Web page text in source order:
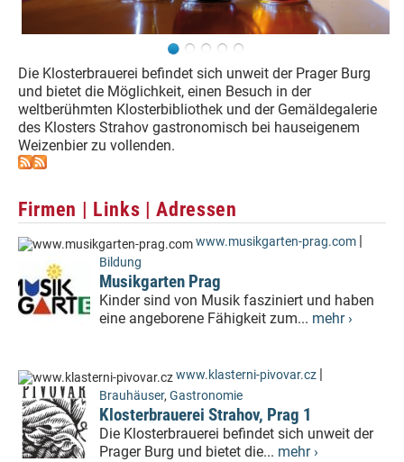
Die Klosterbrauerei befindet sich unweit der Prager Burg
und bietet die Möglichkeit, einen Besuch in der
weltberühmten Klosterbibliothek und der Gemäldegalerie
des Klosters Strahov gastronomisch bei hauseigenem
Weizenbier zu vollenden.
Firmen | Links | Adressen
www.musikgarten-prag.com
Bildung
Musikgarten Prag
Kinder sind von Musik fasziniert und haben
eine angeborene Fähigkeit zum... mehr ›
www.klasterni-pivovar.cz
Brauhäuser, Gastronomie
Klosterbrauerei Strahov, Prag 1
Die Klosterbrauerei befindet sich unweit der
Prager Burg und bietet die... mehr ›